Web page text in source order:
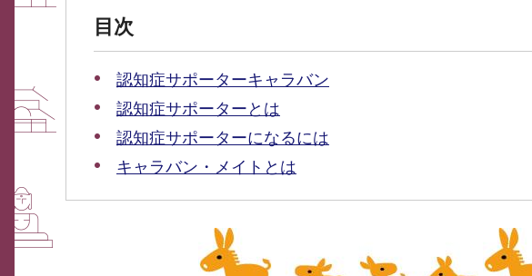
目次
認知症サポーターキャラバン
認知症サポーターとは
認知症サポーターになるには
キャラバン・メイトとは